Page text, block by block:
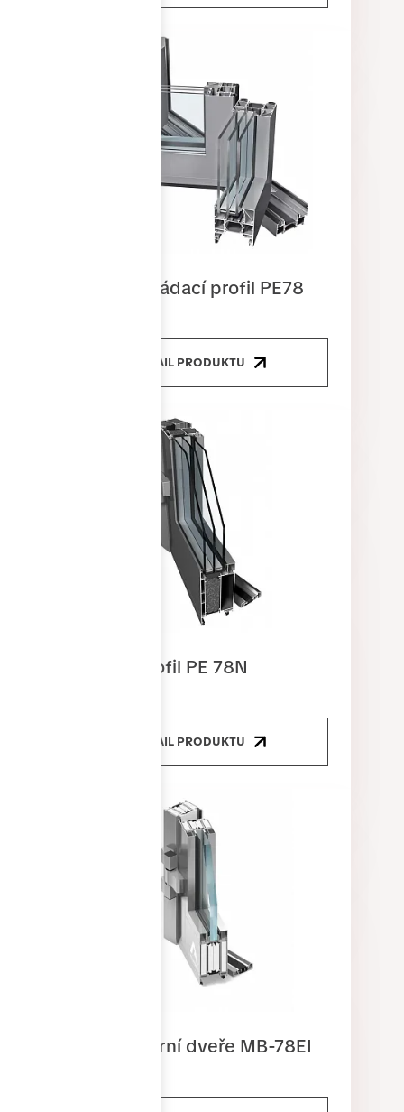
Dveřní skládací profil PE78
DETAIL PRODUKTU
Dveřní profil PE 78N
DETAIL PRODUKTU
Protipožární dveře MB-78EI